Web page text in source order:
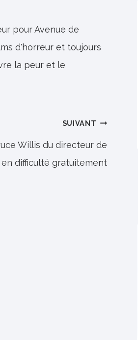
pour Avenue de
d'horreur et toujours
la peur et le
SUIVANT
Willis du directeur de
difficulté gratuitement